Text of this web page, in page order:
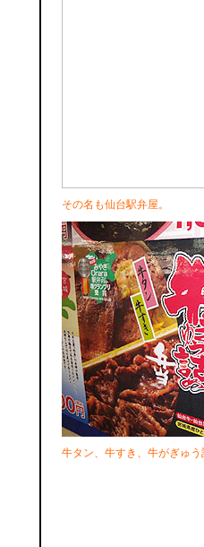
その名も仙台駅弁屋。
牛タン、牛すき、牛がぎゅう